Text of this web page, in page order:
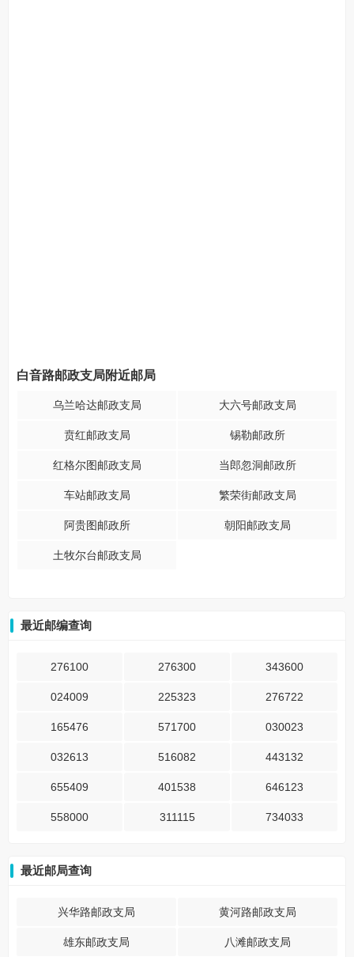
白音路邮政支局附近邮局
乌兰哈达邮政支局 大六号邮政支局
贲红邮政支局 锡勒邮政所
红格尔图邮政支局 当郎忽洞邮政所
车站邮政支局 繁荣街邮政支局
阿贵图邮政所 朝阳邮政支局
土牧尔台邮政支局
最近邮编查询
276100 276300 343600
024009 225323 276722
165476 571700 030023
032613 516082 443132
655409 401538 646123
558000 311115 734033
最近邮局查询
兴华路邮政支局 黄河路邮政支局
雄东邮政支局 八滩邮政支局